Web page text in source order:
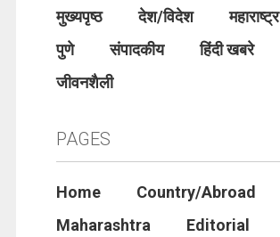
मुख्यपृष्ठ देश/विदेश
महाराष्ट्र
पुणे
संपादकीय
हिंदी खबरे
जीवनशैली
PAGES
Home
Country/Abroad
Maharashtra
Editorial